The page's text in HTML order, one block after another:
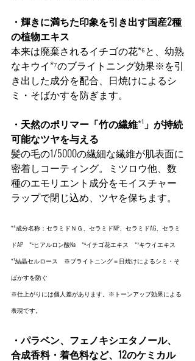
・輝きに満ちた印象を引き出す国産2種
の植物エキス
本来は廃棄されるイチゴの花*⁶と、幼熟
なキウイ*⁷のブライトニング効果※を引
き出した成分を配合、日焼けによるシ
ミ・そばかすを防ぎます。
・天然のポリマー「竹の繊維*¹ 」が持続
可能なツヤを与える
髪の毛の1/5000の繊細な繊維が肌表面に
密着しコーティング。ミツロウ他、数
種のエモリエント成分をモイスチャー
ラップで閉じ込め、ツヤを保ちます。
*⁴成分名称：セラミドＮＧ、セラミドNP、セラミドAG、セラミ
ドAP　*⁵ヒアルロン酸Na　*⁶イチゴ花エキス　*⁷キウイエキス
*¹結晶セルロース　※ブライトニング＝日焼けによるシミ・そ
ばかすを防ぐ
※仕上がりには個人差があります。※トーンアップ効果による
表現です。
・パラベン、フェノキシエタノール、
合成香料・着色料など、12のケミカル